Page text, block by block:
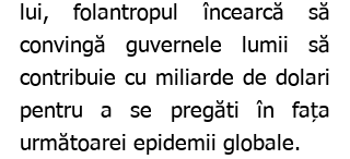
lui, folantropul încearcă să
convingă guvernele lumii să
contribuie cu miliarde de dolari
pentru a se pregăti în fața
următoarei epidemii globale.